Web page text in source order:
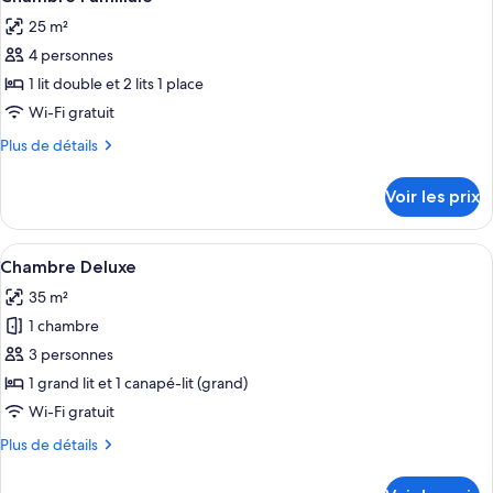
Chambre
Supérieure
toutes
les
photos
pour
ce
type
Chambre
Familiale
25 m²
4 personnes
1 lit double et 2 lits 1 place
Wi-Fi gratuit
Plus de détails
Plus
le
type
de
Chambre
Familiale
Voir les prix
Afficher
toutes
les
photos
pour
ce
type
chambre :
Une chambre d’hôtel comprenant
8
Chambre Deluxe
35 m²
1 chambre
3 personnes
1 grand lit et 1 canapé-lit (grand)
Wi-Fi gratuit
Plus de détails
Plus